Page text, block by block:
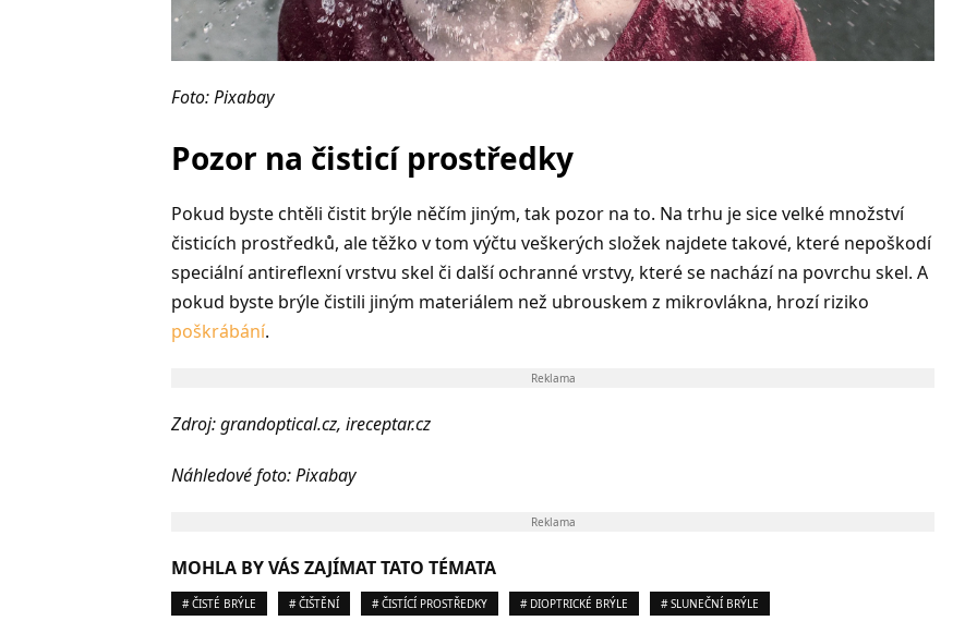
Foto: Pixabay
Pozor na čisticí prostředky
Pokud byste chtěli čistit brýle něčím jiným, tak pozor na to. Na trhu je sice velké množství
čisticích prostředků, ale těžko v tom výčtu veškerých složek najdete takové, které nepoškodí
speciální antireflexní vrstvu skel či další ochranné vrstvy, které se nachází na povrchu skel. A
pokud byste brýle čistili jiným materiálem než ubrouskem z mikrovlákna, hrozí riziko
poškrábání.
Reklama
Zdroj: grandoptical.cz, ireceptar.cz
Náhledové foto: Pixabay
Reklama
MOHLA BY VÁS ZAJÍMAT TATO TÉMATA
# ČISTÉ BRÝLE # ČIŠTĚNÍ # ČISTÍCÍ PROSTŘEDKY # DIOPTRICKÉ BRÝLE # SLUNEČNÍ BRÝLE